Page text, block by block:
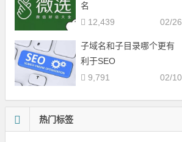
名
02/26
12,439
子域名和子目录哪个更有
利于SEO
02/10
9,791
热门标签